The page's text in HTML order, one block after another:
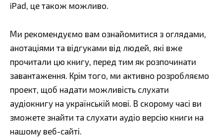
iPad, це також можливо.
Ми рекомендуємо вам ознайомитися з оглядами,
анотаціями та відгуками від людей, які вже
прочитали цю книгу, перед тим як розпочинати
завантаження. Крім того, ми активно розробляємо
проект, щоб надати можливість слухати
аудіокнигу на українській мові. В скорому часі ви
зможете знайти та слухати аудіо версію книги на
нашому веб-сайті.